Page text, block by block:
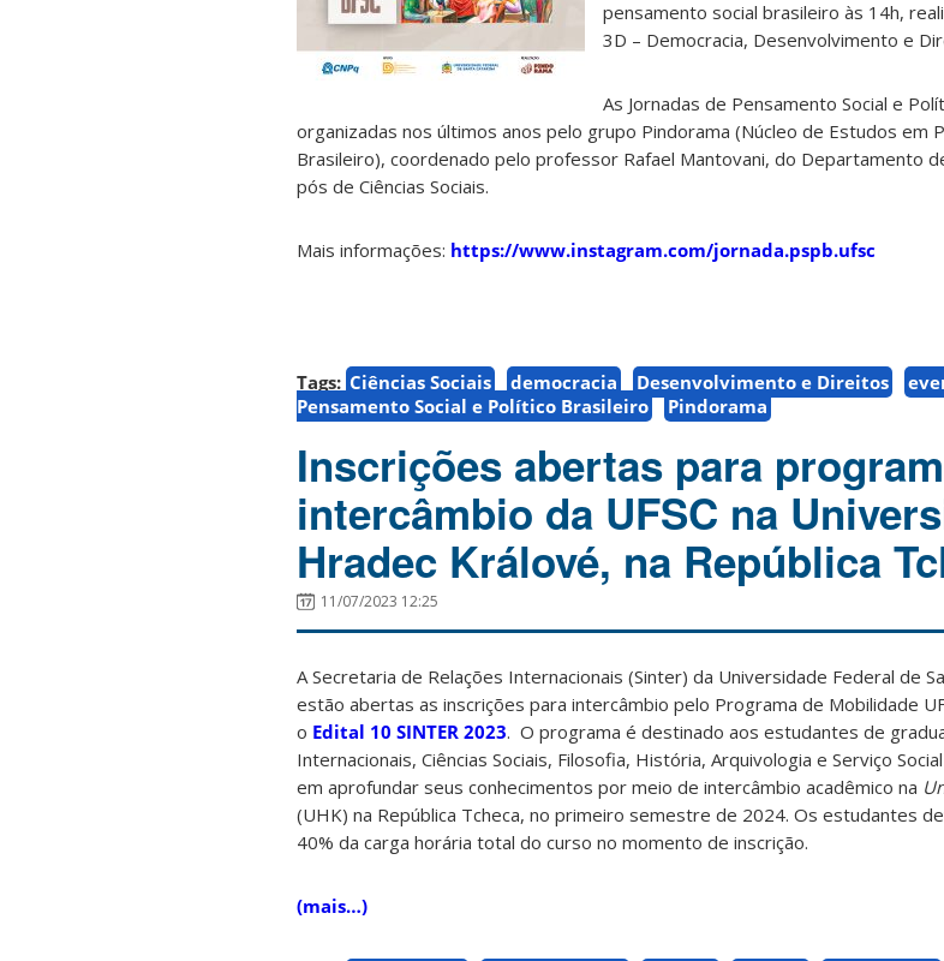
pensamento social brasileiro às 14h,
3D – Democracia, Desenvolvimento e
As Jornadas de Pensamento Social e
organizadas nos últimos anos pelo grupo Pindorama (Núcleo de Estudos em
Brasileiro), coordenado pelo professor Rafael Mantovani, do Departamento
pós de Ciências Sociais.
Mais informações: https://www.instagram.com/jornada.pspb.ufsc
Tags: Ciências Sociais democracia Desenvolvimento e Direitos
Pensamento Social e Político Brasileiro
Pindorama
Inscrições abertas para
intercâmbio da UFSC na
Hradec Králové, na República
11/07/2023 12:25
A Secretaria de Relações Internacionais (Sinter) da Universidade Federal de
estão abertas as inscrições para intercâmbio pelo Programa de Mobilidade
o Edital 10 SINTER 2023. O programa é destinado aos estudantes de
Internacionais, Ciências Sociais, Filosofia, História, Arquivologia e Serviço
em aprofundar seus conhecimentos por meio de intercâmbio acadêmico na
(UHK) na República Tcheca, no primeiro semestre de 2024. Os estudantes
40% da carga horária total do curso no momento de inscrição.
(mais…)